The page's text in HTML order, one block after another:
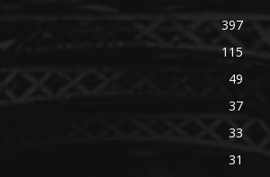
397
115
49
37
33
31